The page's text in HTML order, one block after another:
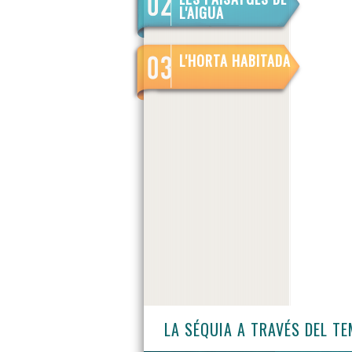
L'AIGUA
L'HORTA HABITADA
LA SÉQUIA A TRAVÉS DEL